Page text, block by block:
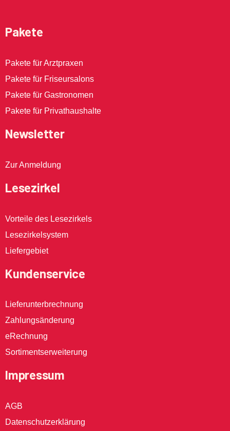
Pakete
Pakete für Arztpraxen
Pakete für Friseursalons
Pakete für Gastronomen
Pakete für Privathaushalte
Newsletter
Zur Anmeldung
Lesezirkel
Vorteile des Lesezirkels
Lesezirkelsystem
Liefergebiet
Kundenservice
Lieferunterbrechnung
Zahlungsänderung
eRechnung
Sortimentserweiterung
Impressum
AGB
Datenschutzerklärung